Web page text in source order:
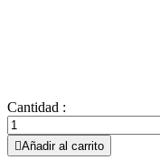
Cantidad :
Añadir al carrito